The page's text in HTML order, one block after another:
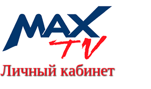
Личный кабинет